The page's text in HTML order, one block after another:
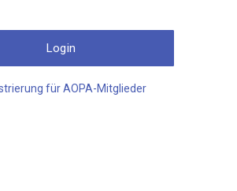
für AOPA-Mitglieder